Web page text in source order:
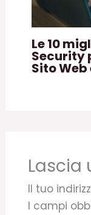
Le 10
Security
Sito
Lascia
Il tuo
I campi